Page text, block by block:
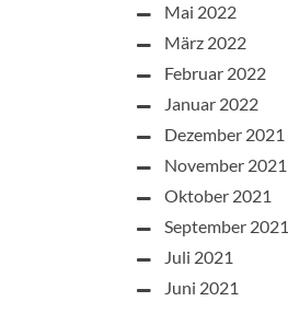
Mai 2022
März 2022
Februar 2022
Januar 2022
Dezember 2021
November 2021
Oktober 2021
September 2021
Juli 2021
Juni 2021